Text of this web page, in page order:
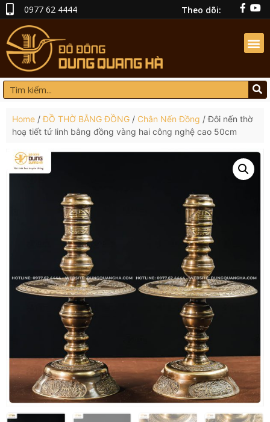
0977 62 4444 Theo dõi:
Home /ĐỒ THỜ BẰNG ĐỒNG / Chân Nến Đồng / Đôi nến thờ
hoạ tiết tứ linh bằng đồng vàng hai công nghệ cao 50cm